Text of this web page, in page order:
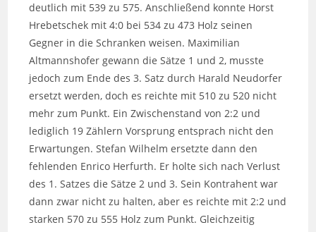
deutlich mit 539 zu 575. Anschließend konnte Horst
Hrebetschek mit 4:0 bei 534 zu 473 Holz seinen
Gegner in die Schranken weisen. Maximilian
Altmannshofer gewann die Sätze 1 und 2, musste
jedoch zum Ende des 3. Satz durch Harald Neudorfer
ersetzt werden, doch es reichte mit 510 zu 520 nicht
mehr zum Punkt. Ein Zwischenstand von 2:2 und
lediglich 19 Zählern Vorsprung entsprach nicht den
Erwartungen. Stefan Wilhelm ersetzte dann den
fehlenden Enrico Herfurth. Er holte sich nach Verlust
des 1. Satzes die Sätze 2 und 3. Sein Kontrahent war
dann zwar nicht zu halten, aber es reichte mit 2:2 und
starken 570 zu 555 Holz zum Punkt. Gleichzeitig